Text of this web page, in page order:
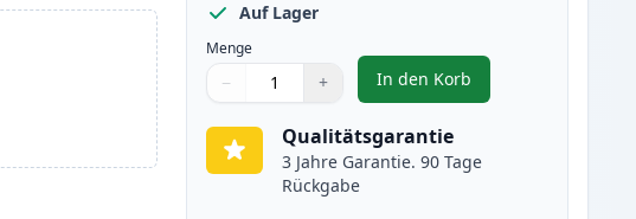
Auf Lager
Menge
Menge
Verwenden Sie die Tasten, um anzupassen
− +
Menge 1
In den Korb
, 5 stück Brother LC223
Qualitätsgarantie
3 Jahre Garantie. 90 Tage
Rückgabe